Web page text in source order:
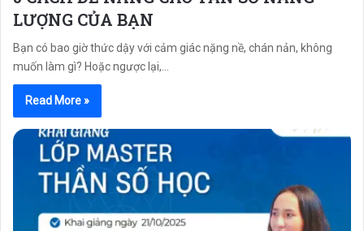
LƯỢNG CỦA BẠN
Bạn có bao giờ thức dậy với cảm giác nặng nề, chán nản, không
muốn làm gì? Hoặc ngược lại,…
Read More »